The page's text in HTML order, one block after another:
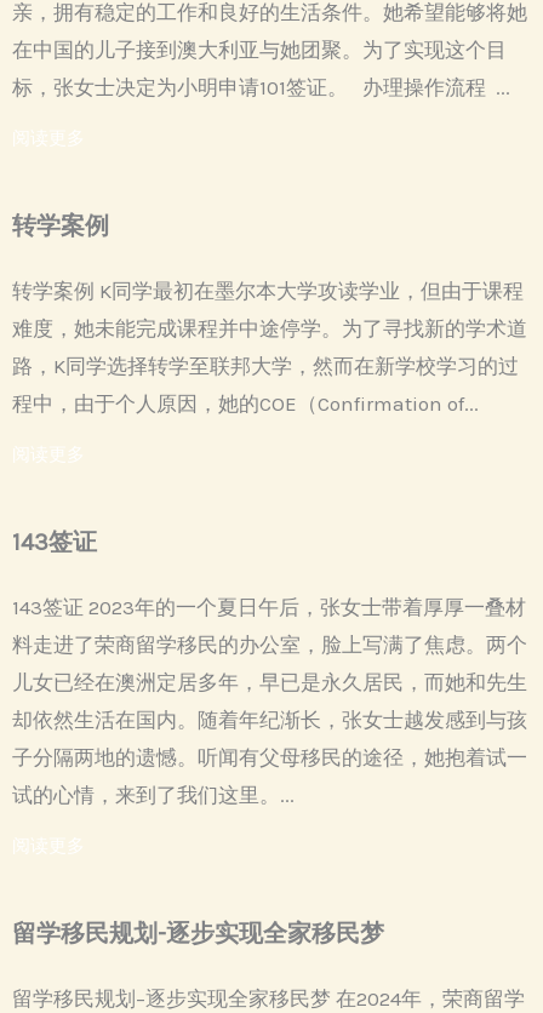
亲，拥有稳定的工作和良好的生活条件。她希望能够将她
在中国的儿子接到澳大利亚与她团聚。为了实现这个目
标，张女士决定为小明申请101签证。 办理操作流程 ...
阅读更多
转学案例
转学案例 K同学最初在墨尔本大学攻读学业，但由于课程
难度，她未能完成课程并中途停学。为了寻找新的学术道
路，K同学选择转学至联邦大学，然而在新学校学习的过
程中，由于个人原因，她的COE（Confirmation of...
阅读更多
143签证
143签证 2023年的一个夏日午后，张女士带着厚厚一叠材
料走进了荣商留学移民的办公室，脸上写满了焦虑。两个
儿女已经在澳洲定居多年，早已是永久居民，而她和先生
却依然生活在国内。随着年纪渐长，张女士越发感到与孩
子分隔两地的遗憾。听闻有父母移民的途径，她抱着试一
试的心情，来到了我们这里。...
阅读更多
留学移民规划-逐步实现全家移民梦
留学移民规划–逐步实现全家移民梦 在2024年，荣商留学